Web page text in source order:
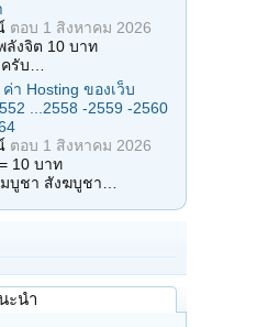
ตอบ 1 สิงหาคม 2026
ลังจิต 10 บาท
รับ…
า Hosting ของเว็บ
...2558 -2559 -2560
ตอบ 1 สิงหาคม 2026
10 บาท
บูชา สังฆบูชา…
ะนำ